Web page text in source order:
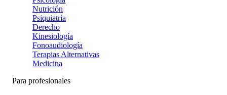
Nutrición
Psiquiatría
Derecho
Kinesiología
Fonoaudiología
Terapias Alternativas
Medicina
Para profesionales